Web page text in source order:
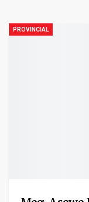
PROVINCIAL